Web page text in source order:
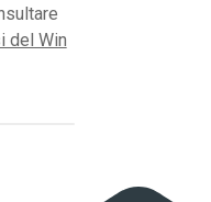
del Win